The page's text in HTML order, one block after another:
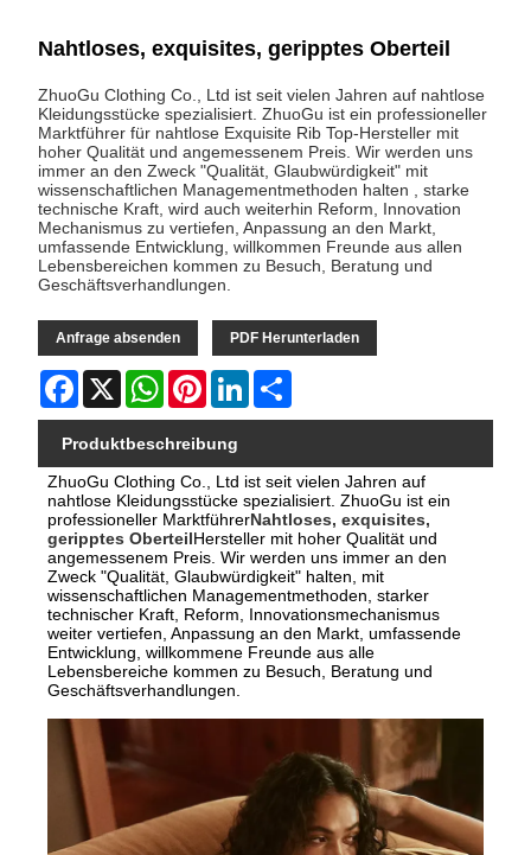
Nahtloses, exquisites, geripptes Oberteil
ZhuoGu Clothing Co., Ltd ist seit vielen Jahren auf nahtlose
Kleidungsstücke spezialisiert. ZhuoGu ist ein professioneller
Marktführer für nahtlose Exquisite Rib Top-Hersteller mit
hoher Qualität und angemessenem Preis. Wir werden uns
immer an den Zweck "Qualität, Glaubwürdigkeit" mit
wissenschaftlichen Managementmethoden halten , starke
technische Kraft, wird auch weiterhin Reform, Innovation
Mechanismus zu vertiefen, Anpassung an den Markt,
umfassende Entwicklung, willkommen Freunde aus allen
Lebensbereichen kommen zu Besuch, Beratung und
Geschäftsverhandlungen.
Anfrage absenden PDF Herunterladen
Facebook
X WhatsAppPinterestLinkedIn
Produktbeschreibung
ZhuoGu Clothing Co., Ltd ist seit vielen Jahren auf
nahtlose Kleidungsstücke spezialisiert. ZhuoGu ist ein
professioneller MarktführerNahtloses, exquisites,
geripptes OberteilHersteller mit hoher Qualität und
angemessenem Preis. Wir werden uns immer an den
Zweck "Qualität, Glaubwürdigkeit" halten, mit
wissenschaftlichen Managementmethoden, starker
technischer Kraft, Reform, Innovationsmechanismus
weiter vertiefen, Anpassung an den Markt, umfassende
Entwicklung, willkommene Freunde aus alle
Lebensbereiche kommen zu Besuch, Beratung und
Geschäftsverhandlungen.